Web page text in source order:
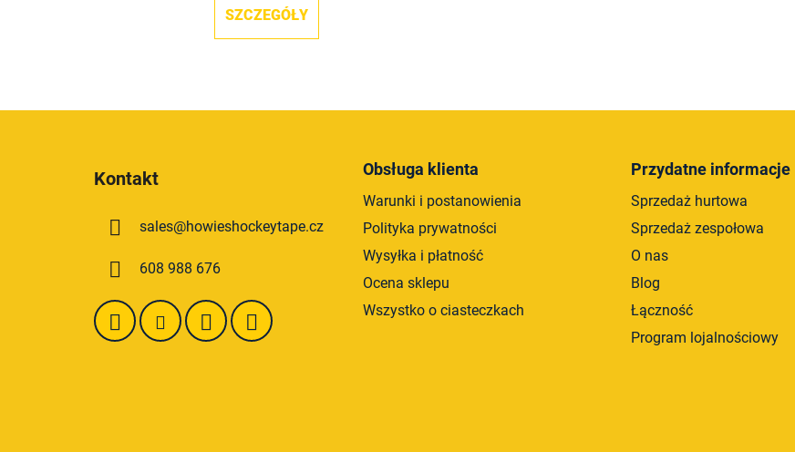
SZCZEGÓŁY
o
Kontakt
sales@howieshockeytape.cz
608 988 676
Obsługa klienta
Warunki i postanowienia
Polityka prywatności
Wysyłka i płatność
Ocena sklepu
Wszystko o ciasteczkach
Przydatne informacje
Sprzedaż hurtowa
Sprzedaż zespołowa
O nas
Blog
Łączność
Program lojalnościowy